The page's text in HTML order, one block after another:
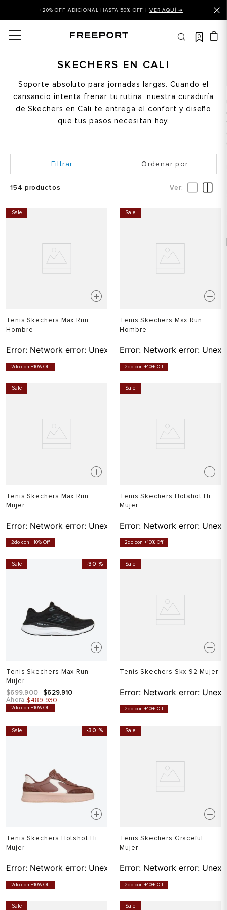
+20% OFF ADICIONAL HASTA 50% OFF | VER AQUÍ ➜
0
SKECHERS EN CALI
Soporte absoluto para jornadas largas. Cuando el
cansancio intenta frenar tu rutina, nuestra curaduría
de Skechers en Cali te entrega el confort y diseño
que tus pasos necesitan hoy.
Ordenar por
154 productos
Sale
Tenis Skechers Max Run
Hombre
Error: Network error: Unexpected token T in JSON at
2do con +10% Off
Sale
Tenis Skechers Max Run
Hombre
Error: Network error:
2do con +10% Off
Sale
Tenis Skechers Max Run
Mujer
Error: Network error: Unexpected token T in JSON at
2do con +10% Off
Sale
Tenis Skechers Hotshot Hi
Mujer
Error: Network error:
2do con +10% Off
Sale -30 %
Tenis Skechers Max Run
Mujer
$699.900 $629.910
Ahora $489.930
2do con +10% Off
Sale
Tenis Skechers Skx 92 Mujer
Error: Network error:
2do con +10% Off
Sale -30 %
Tenis Skechers Hotshot Hi
Mujer
Error: Network error: Unexpected token T in JSON at
2do con +10% Off
Sale
Tenis Skechers Graceful
Mujer
Error: Network error:
2do con +10% Off
Sale Sale
balance 327
tommy hilfiger
mujer